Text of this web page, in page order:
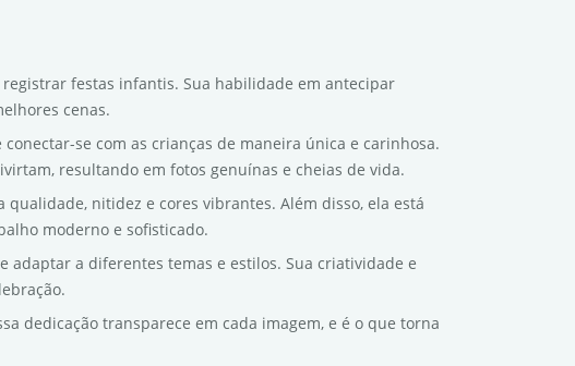
festas infantis. Sua habilidade em antecipar
cenas.
se com as crianças de maneira única e carinhosa.
resultando em fotos genuínas e cheias de vida.
nitidez e cores vibrantes. Além disso, ela está
moderno e sofisticado.
adaptar a diferentes temas e estilos. Sua criatividade e
dedicação transparece em cada imagem, e é o que torna